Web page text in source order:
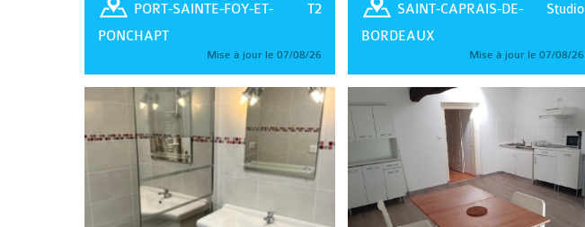
T2
PORT-SAINTE-FOY-ET-
PONCHAPT
Mise à jour le 07/08/26
Studio
SAINT-CAPRAIS-DE-
BORDEAUX
Mise à jour le 07/08/26